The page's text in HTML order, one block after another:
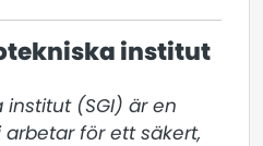
institut
(SGI) är en
för ett säkert,